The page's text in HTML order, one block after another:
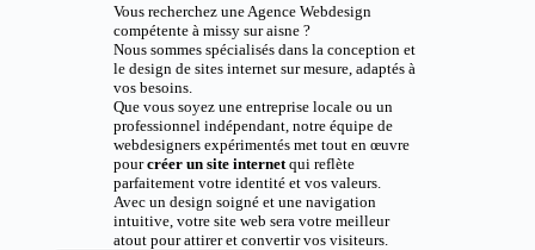
Vous recherchez une Agence Webdesign
compétente à missy sur aisne ?
Nous sommes spécialisés dans la conception et
le design de sites internet sur mesure, adaptés à
vos besoins.
Que vous soyez une entreprise locale ou un
professionnel indépendant, notre équipe de
webdesigners expérimentés met tout en œuvre
pourcréer un site internetqui reflète
parfaitement votre identité et vos valeurs.
Avec un design soigné et une navigation
intuitive, votre site web sera votre meilleur
atout pour attirer et convertir vos visiteurs.